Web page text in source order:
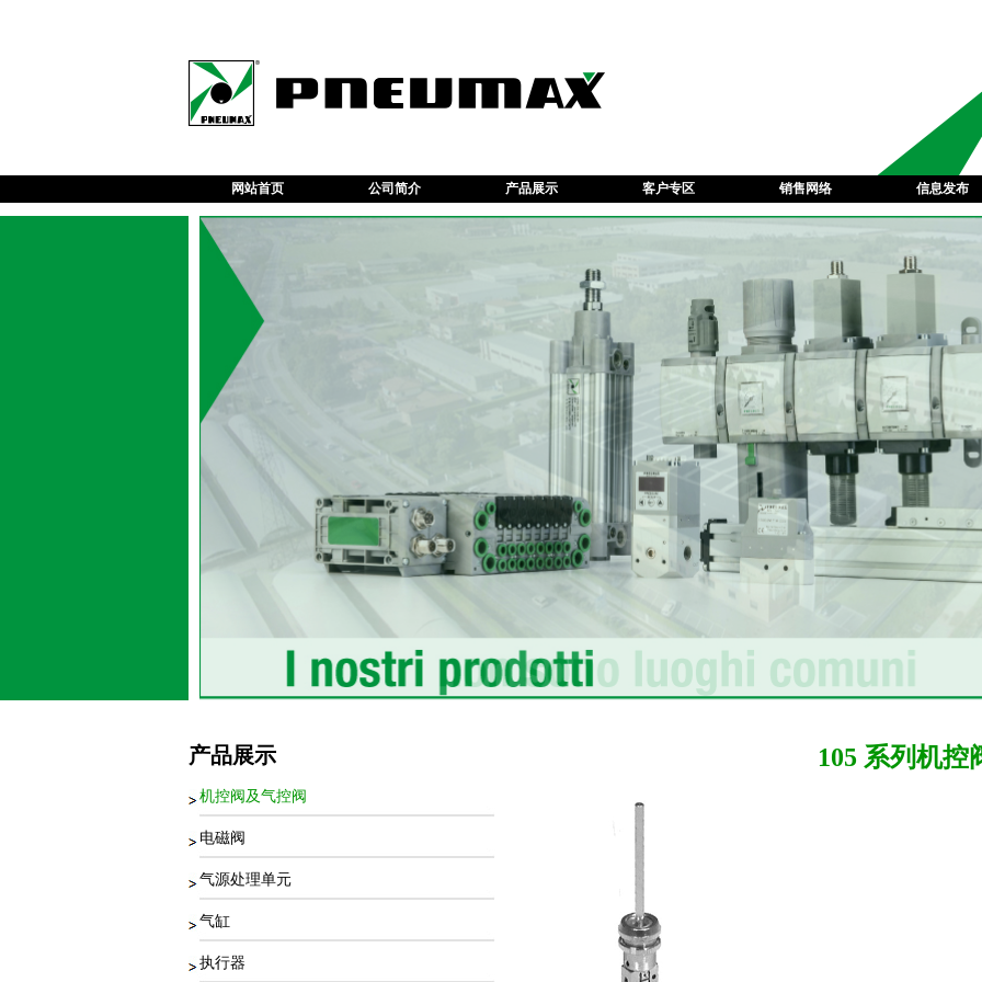
网站首页 公司简介 产品展示 客户专区 销售网络 信息发布
105 系列机控
产品展示
机控阀及气控阀
电磁阀
气源处理单元
气缸
执行器